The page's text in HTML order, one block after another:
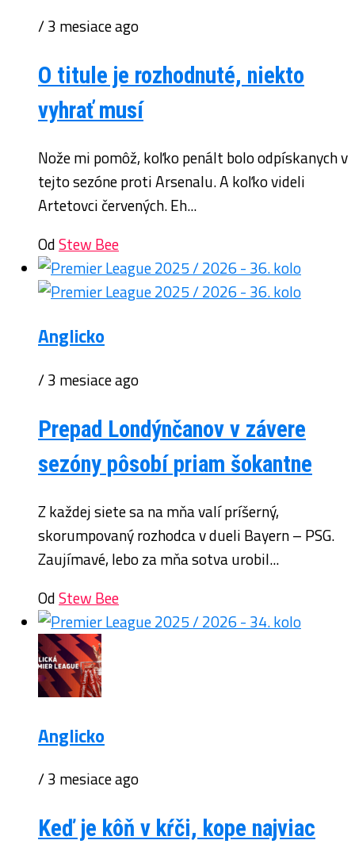
/ 3 mesiace ago
O titule je rozhodnuté, niekto
vyhrať musí
Nože mi pomôž, koľko penált bolo odpískanych v
tejto sezóne proti Arsenalu. A koľko videli
Artetovci červených. Eh...
OdStew Bee
Anglicko
/ 3 mesiace ago
Prepad Londýnčanov v závere
sezóny pôsobí priam šokantne
Z každej siete sa na mňa valí príšerný,
skorumpovaný rozhodca v dueli Bayern – PSG.
Zaujímavé, lebo za mňa sotva urobil...
OdStew Bee
Anglicko
/ 3 mesiace ago
Keď je kôň v kŕči, kope najviac